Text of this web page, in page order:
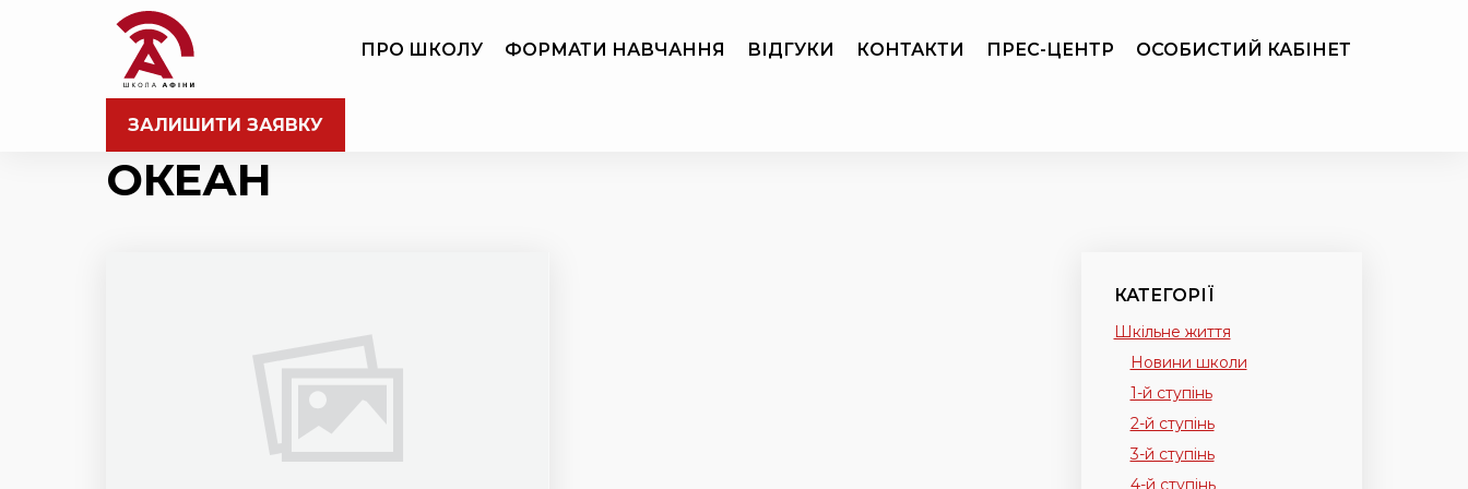
ПРО ШКОЛУ ФОРМАТИ НАВЧАННЯ ВІДГУКИ КОНТАКТИ ПРЕС-ЦЕНТР ОСОБИСТИЙ КАБІНЕТ
ЗАЛИШИТИ ЗАЯВКУ
ОКЕАН
КАТЕГОРІЇ
Шкільне життя
Новини школи
1-й ступінь
2-й ступінь
3-й ступінь
4-й ступінь